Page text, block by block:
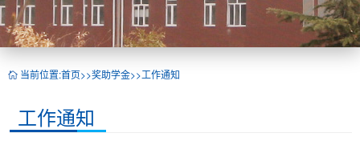
当前位置:首页>>奖助学金>>工作通知
工作通知